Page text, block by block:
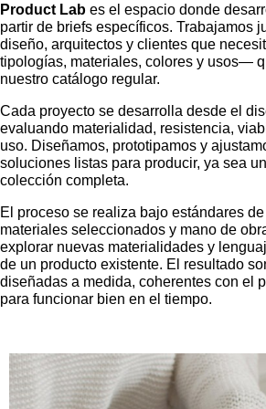
Product Lab es el espacio donde
partir de briefs específicos. Trabajamos
diseño, arquitectos y clientes que
tipologías, materiales, colores y usos—
nuestro catálogo regular.
Cada proyecto se desarrolla desde el
evaluando materialidad, resistencia,
uso. Diseñamos, prototipamos y
soluciones listas para producir, ya sea
colección completa.
El proceso se realiza bajo estándares
materiales seleccionados y mano de
explorar nuevas materialidades y
de un producto existente. El resultado
diseñadas a medida, coherentes con el
para funcionar bien en el tiempo.